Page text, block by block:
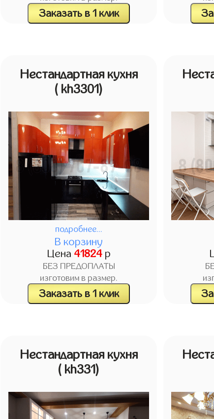
Заказать в 1 клик
Нестандартная кухня
( kh3301)
подробнее...
В корзину
Цена 41824р
БЕЗ ПРЕДОПЛАТЫ
изготовим в размер.
Заказать в 1 клик
Нестандартная кухня
( kh331)